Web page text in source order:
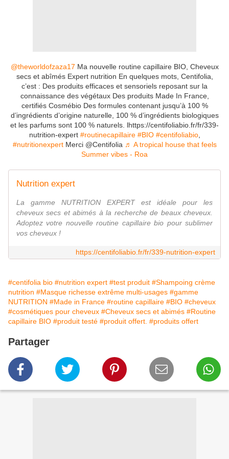
@theworldofzaza17 Ma nouvelle routine capillaire BIO, Cheveux
secs et abîmés Expert nutrition En quelques mots, Centifolia,
c’est : Des produits efficaces et sensoriels reposant sur la
connaissance des végétaux Des produits Made In France,
certifiés Cosmébio Des formules contenant jusqu’à 100 %
d’ingrédients d’origine naturelle, 100 % d’ingrédients biologiques
et les parfums sont 100 % naturels. lhttps://centifoliabio.fr/fr/339-
nutrition-expert #routinecapillaire #BIO #centifoliabio,
#nutritionexpertMerci @Centifolia ♬ A tropical house that feels
Summer vibes - Roa
Nutrition expert
La gamme NUTRITION EXPERT est idéale pour les
cheveux secs et abimés à la recherche de beaux cheveux.
Adoptez votre nouvelle routine capillaire bio pour sublimer
vos cheveux !
https://centifoliabio.fr/fr/339-nutrition-expert
#centifolia bio #nutrition expert #test produit #Shampoing crème
nutrition #Masque richesse extrême multi-usages #gamme
NUTRITION #Made in France #routine capillaire #BIO #cheveux
#cosmétiques pour cheveux #Cheveux secs et abimés #Routine
capillaire BIO #produit testé #produit offert. #produits offert
Partager